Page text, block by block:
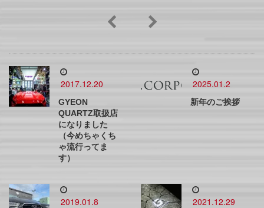
2017.12.20
GYEON
QUARTZ取扱店
になりました
（今めちゃくち
ゃ流行ってま
す）
2025.01.2
新年のご挨拶
2019.01.8 2021.12.29